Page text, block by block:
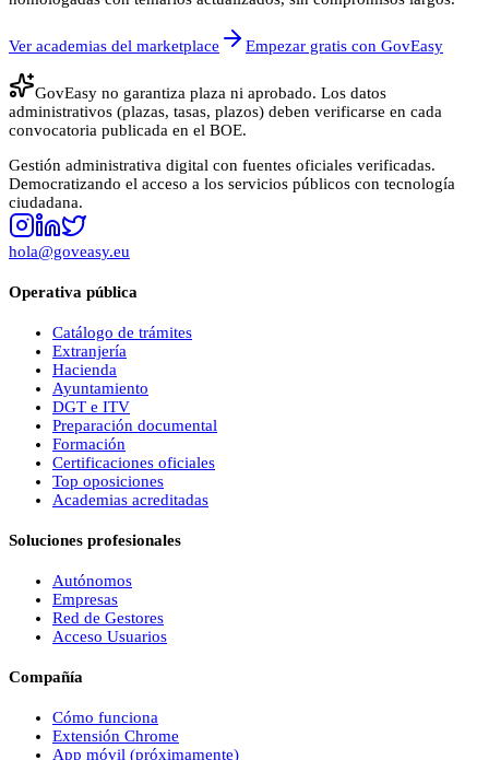
Ver academias del marketplace Empezar gratis con GovEasy
GovEasy no garantiza plaza ni aprobado. Los datos
administrativos (plazas, tasas, plazos) deben verificarse en cada
convocatoria publicada en el BOE.
Gestión administrativa digital con fuentes oficiales verificadas.
Democratizando el acceso a los servicios públicos con tecnología
ciudadana.
hola@goveasy.eu
Operativa pública
Catálogo de trámites
Extranjería
Hacienda
Ayuntamiento
DGT e ITV
Preparación documental
Formación
Certificaciones oficiales
Top oposiciones
Academias acreditadas
Soluciones profesionales
Autónomos
Empresas
Red de Gestores
Acceso Usuarios
Compañía
Cómo funciona
Extensión Chrome
App móvil (próximamente)